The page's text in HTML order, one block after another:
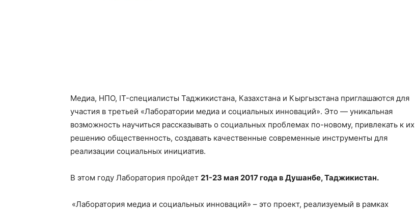
Медиа, НПО, IT-специалисты Таджикистана, Казахстана и Кыргызстана приглашаются для
участия в третьей «Лаборатории медиа и социальных инноваций». Это — уникальная
возможность научиться рассказывать о социальных проблемах по-новому, привлекать к их
решению общественность, создавать качественные современные инструменты для
реализации социальных инициатив.
В этом году Лаборатория пройдет 21-23 мая 2017 года в Душанбе, Таджикистан.
«Лаборатория медиа и социальных инноваций» – это проект, реализуемый в рамках